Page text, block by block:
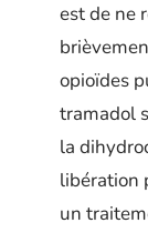
est de ne
opioïdes
tramadol
la
libération
un